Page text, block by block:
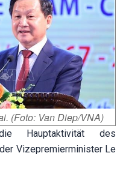
(Foto: Van Diep/VNA)
Hauptaktivität des
Vizepremierminister Le